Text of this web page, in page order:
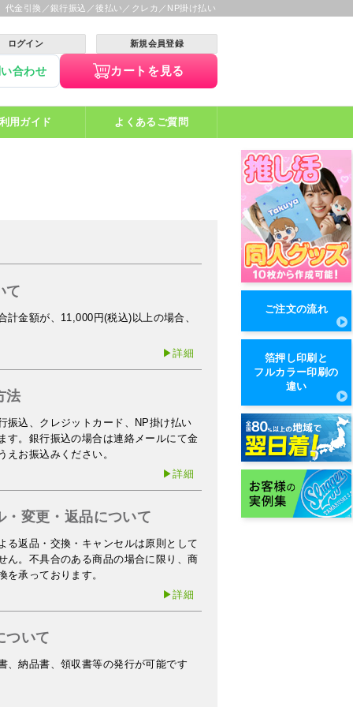
ご注文の流れ
箔押し印刷と
フルカラー印刷の
違い
代金引換／銀行振込／後払い／クレカ／NP掛け払い
ログイン 新規会員登録
合わせ カートを見る
用ガイド よくあるご質問
て
計金額が、11,000円(税込)以上の場合、
▶詳細
法
振込、クレジットカード、NP掛け払い
す。銀行振込の場合は連絡メールにて金
えお振込みください。
▶詳細
・変更・返品について
る返品・交換・キャンセルは原則として
ん。不具合のある商品の場合に限り、商
を承っております。
▶詳細
ついて
、納品書、領収書等の発行が可能です